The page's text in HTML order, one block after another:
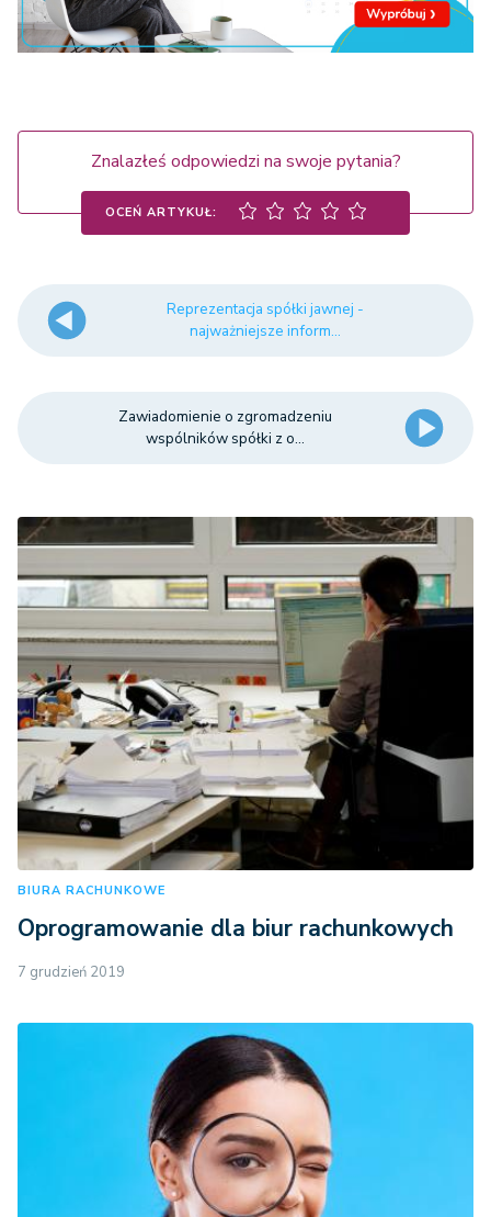
Znalazłeś odpowiedzi na swoje pytania?
OCEŃ ARTYKUŁ:
Reprezentacja spółki jawnej -
najważniejsze inform...
Zawiadomienie o zgromadzeniu
wspólników spółki z o...
BIURA RACHUNKOWE
Oprogramowanie dla biur rachunkowych
7 grudzień 2019